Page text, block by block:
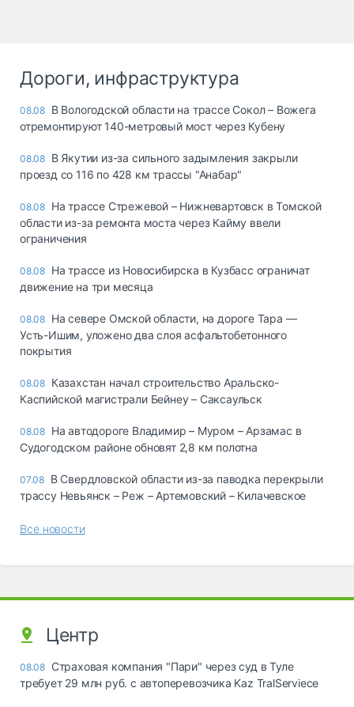
Дороги, инфраструктура
08.08 В Вологодской области на трассе Сокол – Вожега
отремонтируют 140-метровый мост через Кубену
08.08 В Якутии из-за сильного задымления закрыли
проезд со 116 по 428 км трассы "Анабар"
08.08 На трассе Стрежевой – Нижневартовск в Томской
области из-за ремонта моста через Кайму ввели
ограничения
08.08 На трассе из Новосибирска в Кузбасс ограничат
движение на три месяца
08.08 На севере Омской области, на дороге Тара —
Усть-Ишим, уложено два слоя асфальтобетонного
покрытия
08.08 Казахстан начал строительство Аральско-
Каспийской магистрали Бейнеу – Саксаульск
08.08 На автодороге Владимир – Муром – Арзамас в
Судогодском районе обновят 2,8 км полотна
07.08 В Свердловской области из-за паводка перекрыли
трассу Невьянск – Реж – Артемовский – Килачевское
Все новости
Центр
08.08 Страховая компания "Пари" через суд в Туле
требует 29 млн руб. с автоперевозчика Kaz TralServiece